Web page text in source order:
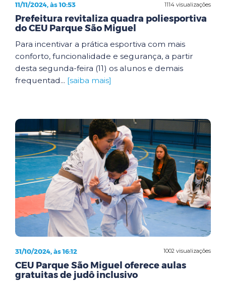
1114 visualizações
11/11/2024, às 10:53
Prefeitura revitaliza quadra poliesportiva
do CEU Parque São Miguel
Para incentivar a prática esportiva com mais
conforto, funcionalidade e segurança, a partir
desta segunda-feira (11) os alunos e demais
frequentad... [saiba mais]
1002 visualizações
31/10/2024, às 16:12
CEU Parque São Miguel oferece aulas
gratuitas de judô inclusivo